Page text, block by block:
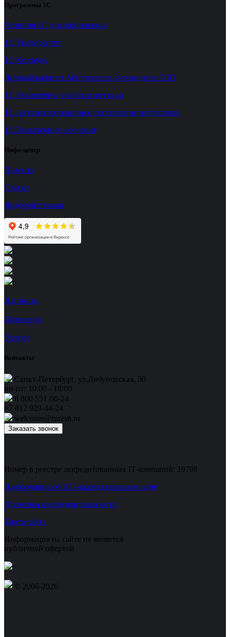
Программы 1С
Решения 1С для образования
1С:Университет
1С:Колледж
Личный кабинет Абитуриента учреждения СПО
1С:Управление учебным центром
1С:Автоматизированное составление расписания
1С:Электронное обучение
Инфо-центр
Новости
Статьи
Видеоматериалы
Написать
Позвонить
Услуги
Контакты
Санкт-Петербург, ул.Дибуновская, 50
пн-пт: 10:00 - 18:00
8 800 551-00-24
+7 812 929-44-24
welcome@ruresh.ru
Заказать звонок
Номер в реестре аккредитованных IT-компаний: 19798
Информация об ИТ-аккредитованном лице
Политика конфиденциальности
Карта сайта
Информация на сайте не является
публичной офертой
© 2006-2026